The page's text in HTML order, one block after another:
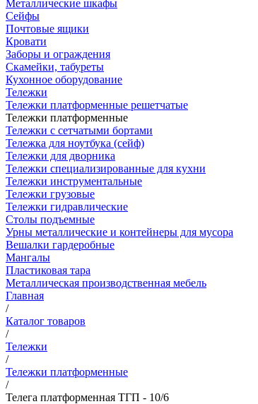
Металлические шкафы
Сейфы
Почтовые ящики
Кровати
Заборы и ограждения
Скамейки, табуреты
Кухонное оборудование
Тележки
Тележки платформенные решетчатые
Тележки платформенные
Тележки с сетчатыми бортами
Тележка для ноутбука (сейф)
Тележки для дворника
Тележки специализированные для кухни
Тележки инструментальные
Тележки грузовые
Тележки гидравлические
Столы подъемные
Урны металлические и контейнеры для мусора
Вешалки гардеробные
Мангалы
Пластиковая тара
Металлическая производственная мебель
Главная
/
Каталог товаров
/
Тележки
/
Тележки платформенные
/
Телега платформенная ТГП - 10/6